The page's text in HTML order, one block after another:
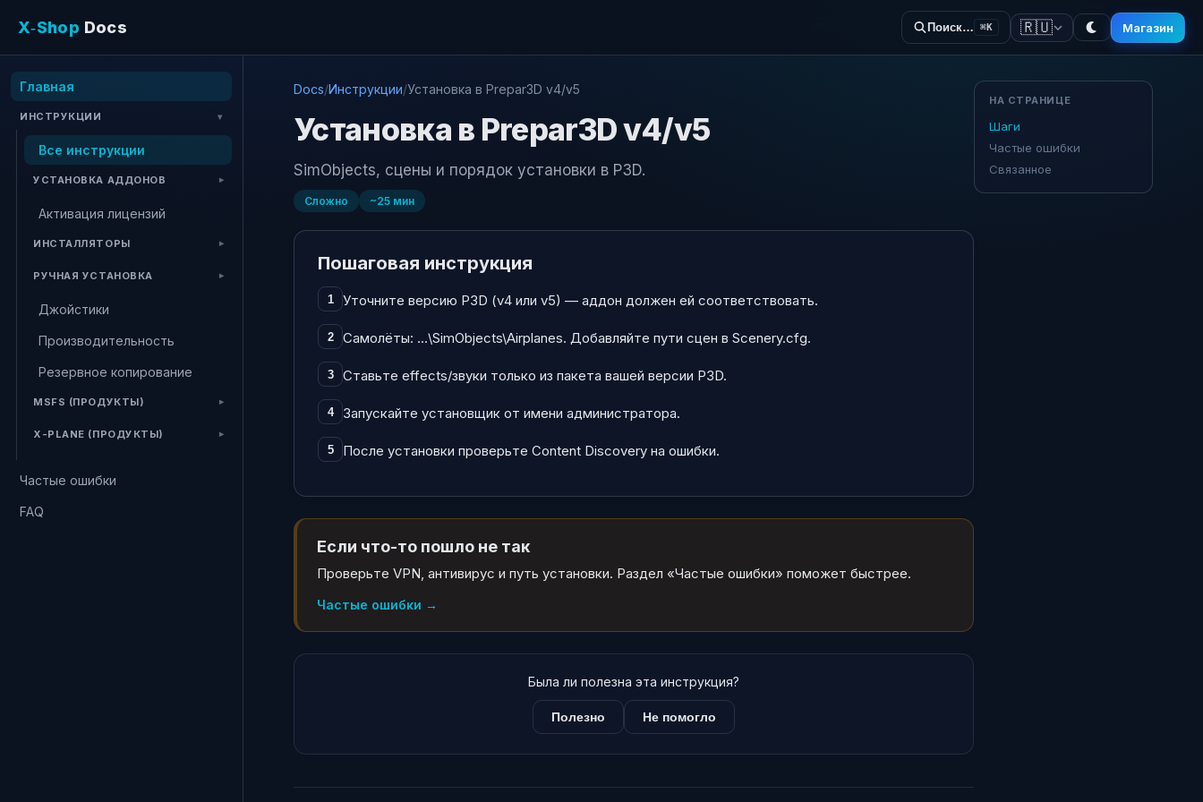
X‑Shop Docs Поиск… ⌘K 🇷🇺 Магазин
Главная
ИНСТРУКЦИИ
Все инструкции
УСТАНОВКА АДДОНОВ
Активация лицензий
ИНСТАЛЛЯТОРЫ
РУЧНАЯ УСТАНОВКА
Джойстики
Производительность
Резервное копирование
MSFS (ПРОДУКТЫ)
X-PLANE (ПРОДУКТЫ)
Частые ошибки
FAQ
Docs/Инструкции/Установка в Prepar3D v4/v5
Установка в Prepar3D v4/v5
SimObjects, сцены и порядок установки в P3D.
Сложно ~25 мин
Пошаговая инструкция
1 Уточните версию P3D (v4 или v5) — аддон должен ей соответствовать.
2 Самолёты: …\SimObjects\Airplanes. Добавляйте пути сцен в Scenery.cfg.
3 Ставьте effects/звуки только из пакета вашей версии P3D.
4 Запускайте установщик от имени администратора.
5 После установки проверьте Content Discovery на ошибки.
Если что-то пошло не так
Проверьте VPN, антивирус и путь установки. Раздел «Частые ошибки» поможет быстрее.
Частые ошибки →
Была ли полезна эта инструкция?
Полезно Не помогло
НА СТРАНИЦЕ
Шаги
Частые ошибки
Связанное